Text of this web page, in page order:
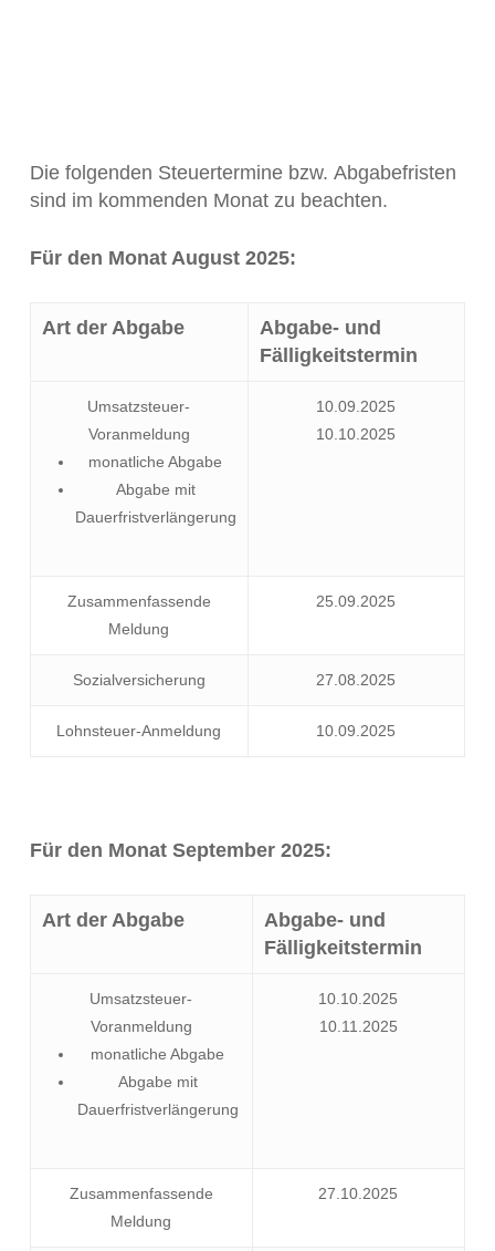
Die folgenden Steuertermine bzw. Abgabefristen
sind im kommenden Monat zu beachten.
Für den Monat August 2025:
Art der Abgabe
Abgabe- und
Fälligkeitstermin
Umsatzsteuer-
Voranmeldung
monatliche Abgabe
Abgabe mit
Dauerfristverlängerung
10.09.2025
10.10.2025
Zusammenfassende
Meldung
25.09.2025
Sozialversicherung 27.08.2025
Lohnsteuer-Anmeldung 10.09.2025
Für den Monat September 2025:
Art der Abgabe
Abgabe- und
Fälligkeitstermin
Umsatzsteuer-
Voranmeldung
monatliche Abgabe
Abgabe mit
Dauerfristverlängerung
10.10.2025
10.11.2025
Zusammenfassende
Meldung
27.10.2025